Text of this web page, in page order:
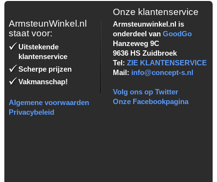
ArmsteunWinkel.nl
staat voor:
Uitstekende
klantenservice
Scherpe prijzen
Vakmanschap!
Algemene voorwaarden
Privacybeleid
Onze klantenservice
Armsteunwinkel.nl is
onderdeel van GoodGo
Hanzeweg 9C
9636 HS Zuidbroek
Tel: ZIE KLANTENSERVICE
Mail: info@concept-s.nl
Volg ons op Twitter
Onze Facebookpagina